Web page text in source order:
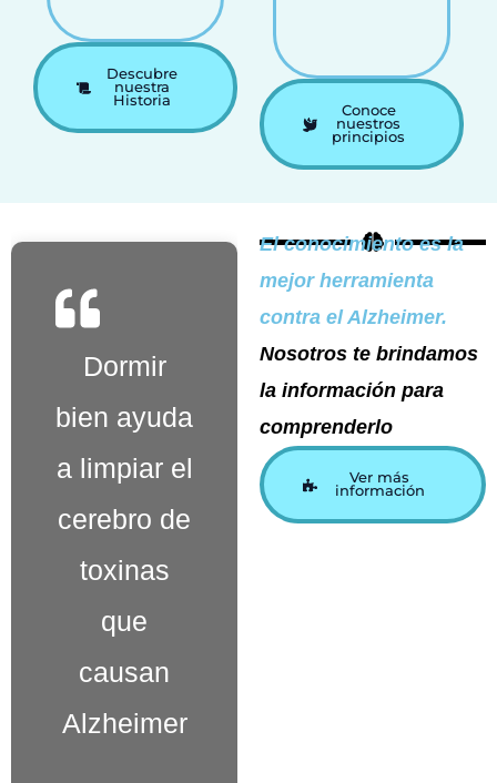
Descubre
nuestra
Historia
Conoce
nuestros
principios
Dormir
bien ayuda
a limpiar el
cerebro de
toxinas
que
causan
Alzheimer
El
Alzheimer
altera la
percepción
El conocimiento es la
mejor herramienta
contra el Alzheimer.
Nosotros te brindamos
la información para
comprenderlo
Ver más
información